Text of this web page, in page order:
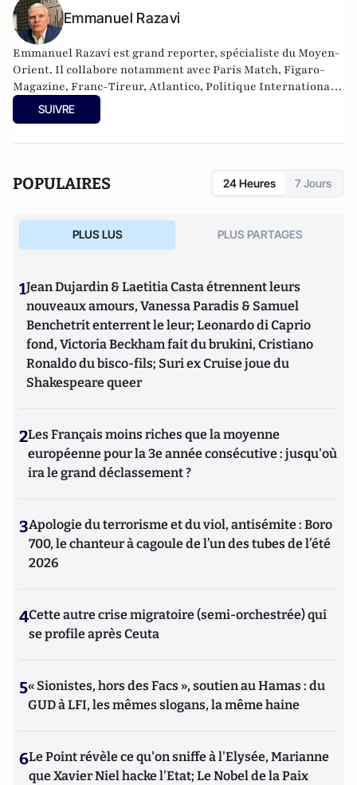
Emmanuel Razavi
Emmanuel Razavi est grand reporter, spécialiste du Moyen-
Orient. Il collabore notamment avec Paris Match, Figaro-
Magazine, Franc-Tireur, Atlantico, Politique Internationale,
Écran de Veille et Valeurs Actuelles. Il a réalisé plusieurs
documentaires sur les groupes islamistes au Moyen-Orient,
les ingérences et les réseaux d’espionnage de la République
régulièrement sur les ondes d’Europe 1, Sud Radio, LCI et
CNews, pour parler du Moyen-Orient et de l’Iran. Il est
SUIVRE
POPULAIRES 24 Heures 7 Jours
PLUS LUS PLUS PARTAGES
1Jean Dujardin & Laetitia Casta étrennent leurs
nouveaux amours, Vanessa Paradis & Samuel
Benchetrit enterrent le leur; Leonardo di Caprio
fond, Victoria Beckham fait du brukini, Cristiano
Ronaldo du bisco-fils; Suri ex Cruise joue du
Shakespeare queer
2Les Français moins riches que la moyenne
européenne pour la 3e année consécutive : jusqu'où
ira le grand déclassement ?
3Apologie du terrorisme et du viol, antisémite : Boro
700, le chanteur à cagoule de l’un des tubes de l’été
2026
4Cette autre crise migratoire (semi-orchestrée) qui
se profile après Ceuta
5« Sionistes, hors des Facs », soutien au Hamas : du
GUD à LFI, les mêmes slogans, la même haine
6Le Point révèle ce qu'on sniffe à l'Elysée, Marianne
que Xavier Niel hacke l'Etat; Le Nobel de la Paix